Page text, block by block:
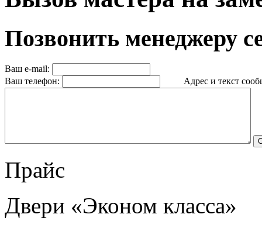
Позвонить менеджеру
Ваш e-mail:
Ваш телефон:
Адрес и текст
Прайс
Двери «Эконом класса»